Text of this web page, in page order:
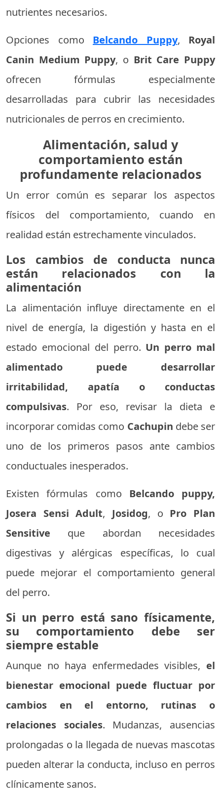
nutrientes necesarios.
Opciones como Belcando Puppy, Royal
Canin Medium Puppy, o Brit Care Puppy
ofrecen fórmulas especialmente
desarrolladas para cubrir las necesidades
nutricionales de perros en crecimiento.
Alimentación, salud y
comportamiento están
profundamente relacionados
Un error común es separar los aspectos
físicos del comportamiento, cuando en
realidad están estrechamente vinculados.
Los cambios de conducta nunca
están relacionados con la
alimentación
La alimentación influye directamente en el
nivel de energía, la digestión y hasta en el
estado emocional del perro. Un perro mal
alimentado puede desarrollar
irritabilidad, apatía o conductas
compulsivas. Por eso, revisar la dieta e
incorporar comidas como Cachupin debe ser
uno de los primeros pasos ante cambios
conductuales inesperados.
Existen fórmulas como Belcando puppy,
Josera Sensi Adult, Josidog, o Pro Plan
Sensitive que abordan necesidades
digestivas y alérgicas específicas, lo cual
puede mejorar el comportamiento general
del perro.
Si un perro está sano físicamente,
su comportamiento debe ser
siempre estable
Aunque no haya enfermedades visibles, el
bienestar emocional puede fluctuar por
cambios en el entorno, rutinas o
relaciones sociales. Mudanzas, ausencias
prolongadas o la llegada de nuevas mascotas
pueden alterar la conducta, incluso en perros
clínicamente sanos.